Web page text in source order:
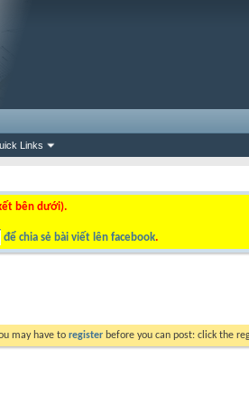
Links
bên dưới).
để chia sẻ bài viết lên facebook.
may have to register before you can post: click the